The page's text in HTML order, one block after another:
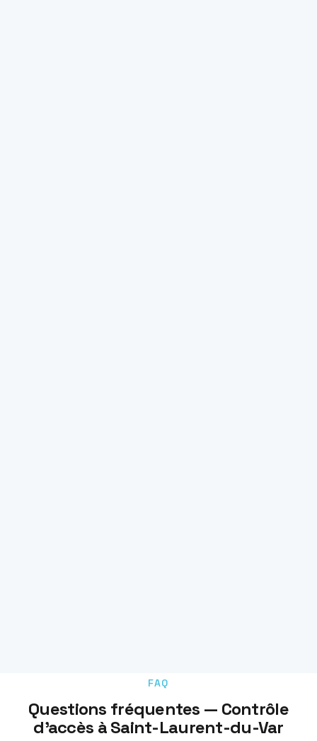
FAQ
Questions fréquentes — Contrôle
d'accès à Saint-Laurent-du-Var